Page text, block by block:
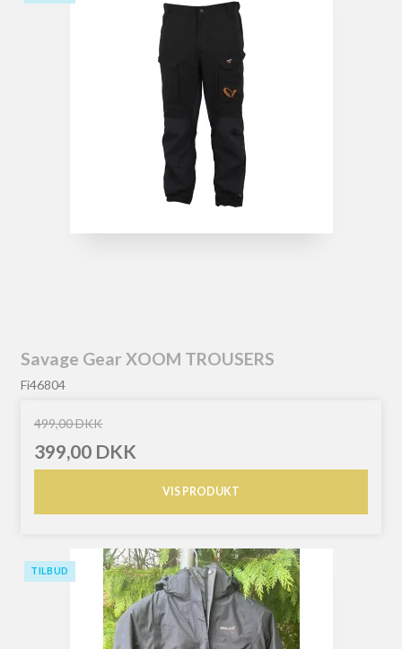
Savage Gear XOOM TROUSERS
Fi46804
499,00 DKK
399,00 DKK
VIS PRODUKT
TILBUD